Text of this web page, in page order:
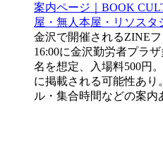
案内ページ｜BOOK
屋・無人本屋・リソスタ
金沢で開催されるZINEフ
16:00に金沢勤労者プラ
名を想定、入場料500円
に掲載される可能性あり
ル・集合時間などの案内